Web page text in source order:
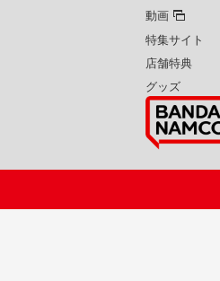
動画
特集サイト
店舗特典
グッズ